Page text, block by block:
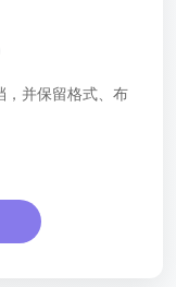
并保留格式、布